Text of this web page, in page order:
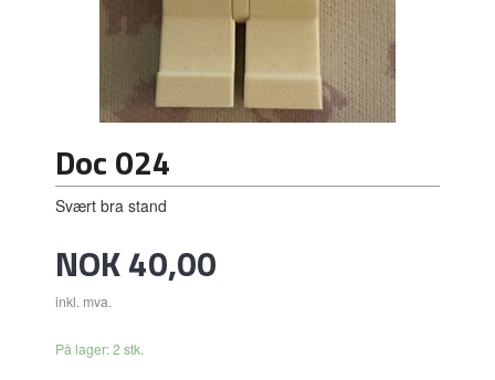
Doc 024
Svært bra stand
Pris
NOK40,00
inkl. mva.
På lager: 2 stk.